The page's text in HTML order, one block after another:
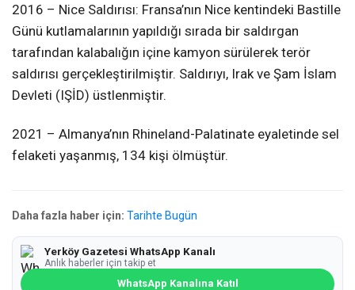
2016 – Nice Saldırısı: Fransa’nın Nice kentindeki Bastille
Günü kutlamalarının yapıldığı sırada bir saldırgan
tarafından kalabalığın içine kamyon sürülerek terör
saldırısı gerçekleştirilmiştir. Saldırıyı, Irak ve Şam İslam
Devleti (IŞİD) üstlenmiştir.
2021 – Almanya’nın Rhineland-Palatinate eyaletinde sel
felaketi yaşanmış, 134 kişi ölmüştür.
Daha fazla haber için: Tarihte Bugün
Yerköy Gazetesi WhatsApp Kanalı
Anlık haberler için takip et
WhatsApp Kanalına Katıl